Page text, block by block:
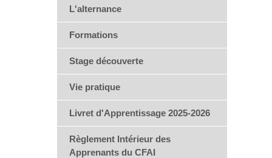
L'alternance
Formations
Stage découverte
Vie pratique
Livret d'Apprentissage 2025-2026
Règlement Intérieur des
Apprenants du CFAI